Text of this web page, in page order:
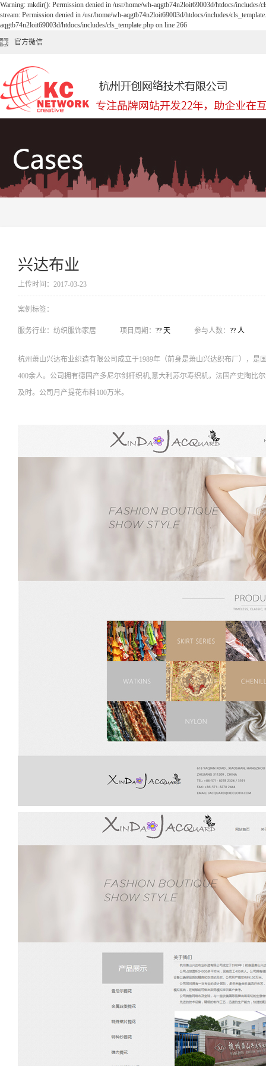
Warning: mkdir(): Permission denied in /usr/home/wh-aqgtb74n2loit69003d/htdocs/
stream: Permission denied in /usr/home/wh-aqgtb74n2loit69003d/htdocs/includes/
aqgtb74n2loit69003d/htdocs/includes/cls_template.php on line 266
官方微信
兴达布业
上传时间：2017-03-23
案例标签：
服务行业： 纺织服饰家居 项目周期： ?? 天 参与人数： ?? 人
杭州萧山兴达布业织造有限公司成立于1989年（前身是萧山兴达织布厂），
400余人。公司拥有德国产多尼尔剑杆织机,意大利苏尔寿织机，法国产史陶比
及时。公司月产提花布料100万米。